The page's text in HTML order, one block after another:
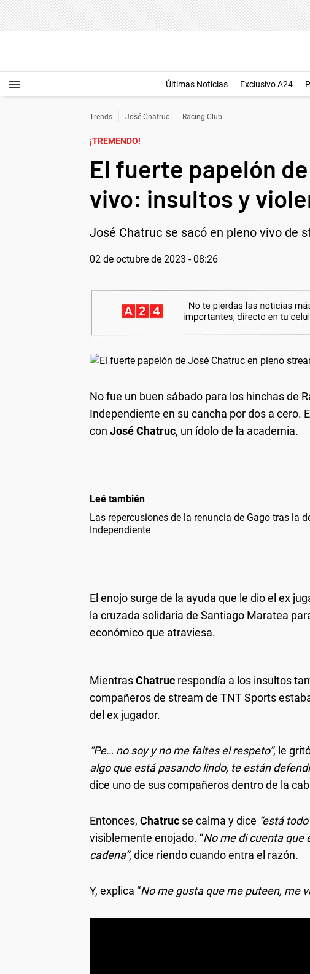
Últimas Noticias Exclusivo A24
Trends José Chatruc Racing Club
¡TREMENDO!
El fuerte papelón
vivo: insultos y
José Chatruc se sacó en pleno vivo de
02 de octubre de 2023 - 08:26
No fue un buen sábado para los hinchas de
Independiente en su cancha por dos a cero.
con José Chatruc, un ídolo de la academia.
Leé también
Las repercusiones de la renuncia de Gago tras la
Independiente
El enojo surge de la ayuda que le dio el ex
la cruzada solidaria de Santiago Maratea
económico que atraviesa.
MientrasChatruc respondía a los insultos
compañeros de stream de TNT Sports
del ex jugador.
“Pe… no soy y no me faltes el respeto”, le
algo que está pasando lindo, te están
dice uno de sus compañeros dentro de la
Entonces, Chatruc se calma y dice “está
visiblemente enojado. “No me di cuenta que
cadena”, dice riendo cuando entra el razón.
Y, explica “No me gusta que me puteen, me